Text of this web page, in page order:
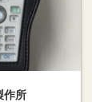
作所